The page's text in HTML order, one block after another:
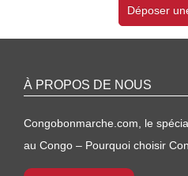
Déposer
À PROPOS DE NOUS
Congobonmarche.com, le
au Congo – Pourquoi choisir